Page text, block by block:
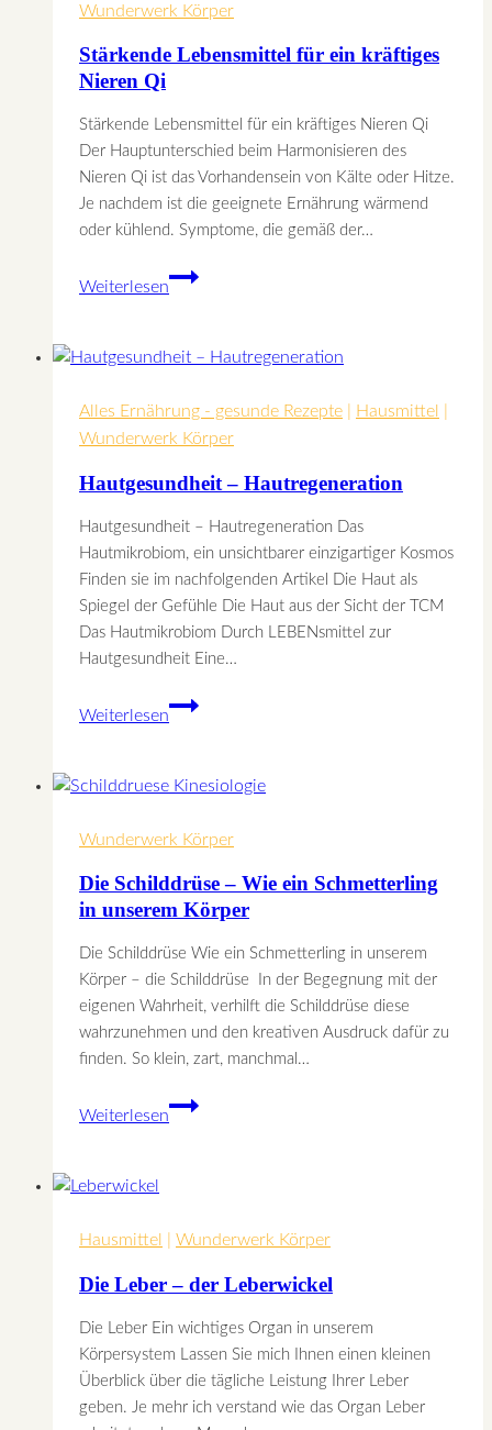
Wunderwerk Körper
Stärkende Lebensmittel für ein kräftiges
Nieren Qi
Stärkende Lebensmittel für ein kräftiges Nieren Qi
Der Hauptunterschied beim Harmonisieren des
Nieren Qi ist das Vorhandensein von Kälte oder Hitze.
Je nachdem ist die geeignete Ernährung wärmend
oder kühlend. Symptome, die gemäß der…
Weiterlesen
Stärkende
ein
Nieren
Qi
Alles Ernährung - gesunde Rezepte Hausmittel
Wunderwerk Körper
Hautgesundheit – Hautregeneration
Hautgesundheit – Hautregeneration Das
Hautmikrobiom, ein unsichtbarer einzigartiger Kosmos
Finden sie im nachfolgenden Artikel Die Haut als
Spiegel der Gefühle Die Haut aus der Sicht der TCM
Das Hautmikrobiom Durch LEBENsmittel zur
Hautgesundheit Eine…
Weiterlesen
Hautgesundheit
Wunderwerk Körper
Die Schilddrüse – Wie ein Schmetterling
in unserem Körper
Die Schilddrüse Wie ein Schmetterling in unserem
Körper – die Schilddrüse In der Begegnung mit der
eigenen Wahrheit, verhilft die Schilddrüse diese
wahrzunehmen und den kreativen Ausdruck dafür zu
finden. So klein, zart, manchmal…
Weiterlesen
Die
Schmetterling
unserem
Körper
Hausmittel Wunderwerk Körper
Die Leber – der Leberwickel
Die Leber Ein wichtiges Organ in unserem
Körpersystem Lassen Sie mich Ihnen einen kleinen
Überblick über die tägliche Leistung Ihrer Leber
geben. Je mehr ich verstand wie das Organ Leber